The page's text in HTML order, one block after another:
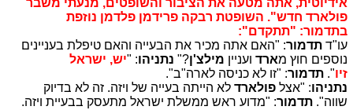
אידיוטית, אתה מטעה את הציבור והשופטים, מנעתי משבר
פולארד חדש". השופטת רבקה פרידמן פלדמן נוזפת
בתדמור: "תתקדם":
עו"ד תדמור: "האם אתה מכיר את הבעייה והאם טיפלת בעניינים
נוספים חוץ מארד ועניין מילצ'ן?" נתניהו: "יש, ישראל
זיו". תדמור: "זו לא כניסה לארה"ב".
נתניהו: "אצל פולארד לא הייתה בעייה של ויזה. זה לא בדיוק
שווה". תדמור: "מדוע ראש ממשלת ישראל מתעסק בבעיית ויזה.